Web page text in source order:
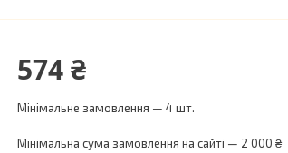
574 ₴
Мінімальне замовлення — 4 шт.
Мінімальна сума замовлення на сайті — 2 000 ₴